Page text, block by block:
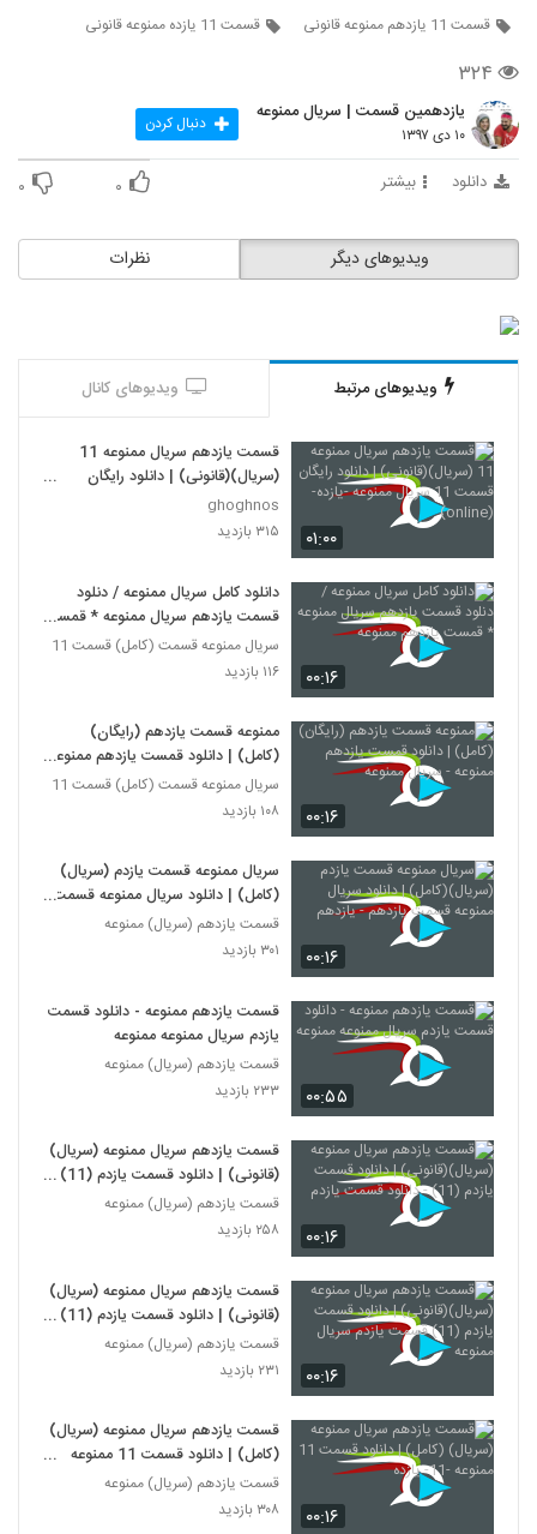
قسمت 11 یازدهم ممنوعه قانونی
قسمت 11 یازده ممنوعه قانونی
۳۲۴
یازدهمین قسمت | سریال ممنوعه
۱۰ دی ۱۳۹۷ دنبال کردن
دانلود بیشتر ۰ ۰
نظرات ویدیوهای دیگر
ویدیوهای مرتبط ویدیوهای کانال
۰۱:۰۰
قسمت یازدهم سریال ممنوعه 11
(سریال)(قانونی) | دانلود رایگان
قسمت 11 سریال ممنوعه -یازده-
(online)
ghoghnos
۳۱۵ بازدید
۰۰:۱۶
دانلود کامل سریال ممنوعه / دنلود
قسمت یازدهم سریال ممنوعه * قمست
یازدهم ممنوعه
سریال ممنوعه قسمت (کامل) قسمت 11
۱۱۶ بازدید
۰۰:۱۶
ممنوعه قسمت یازدهم (رایگان)
(کامل) | دانلود قمست یازدهم ممنوعه
- سریال ممنوعه
سریال ممنوعه قسمت (کامل) قسمت 11
۱۰۸ بازدید
۰۰:۱۶
سریال ممنوعه قسمت یازدم (سریال)
(کامل) | دانلود سریال ممنوعه قسمت
یازدهم - یازدهم
قسمت یازدهم (سریال) ممنوعه
۳۰۱ بازدید
۰۰:۵۵
قسمت یازدهم ممنوعه - دانلود قسمت
یازدم سریال ممنوعه ممنوعه
قسمت یازدهم (سریال) ممنوعه
۲۳۳ بازدید
۰۰:۱۶
قسمت یازدهم سریال ممنوعه (سریال)
(قانونی) | دانلود قسمت یازدم (11) -
دانلود قسمت یازدم
قسمت یازدهم (سریال) ممنوعه
۲۵۸ بازدید
۰۰:۱۶
قسمت یازدهم سریال ممنوعه (سریال)
(قانونی) | دانلود قسمت یازدم (11)
قسمت یازدم سریال ممنوعه
قسمت یازدهم (سریال) ممنوعه
۲۳۱ بازدید
۰۰:۱۶
قسمت یازدهم سریال ممنوعه (سریال)
(کامل) | دانلود قسمت 11 ممنوعه
-11- یازده
قسمت یازدهم (سریال) ممنوعه
۳۰۸ بازدید